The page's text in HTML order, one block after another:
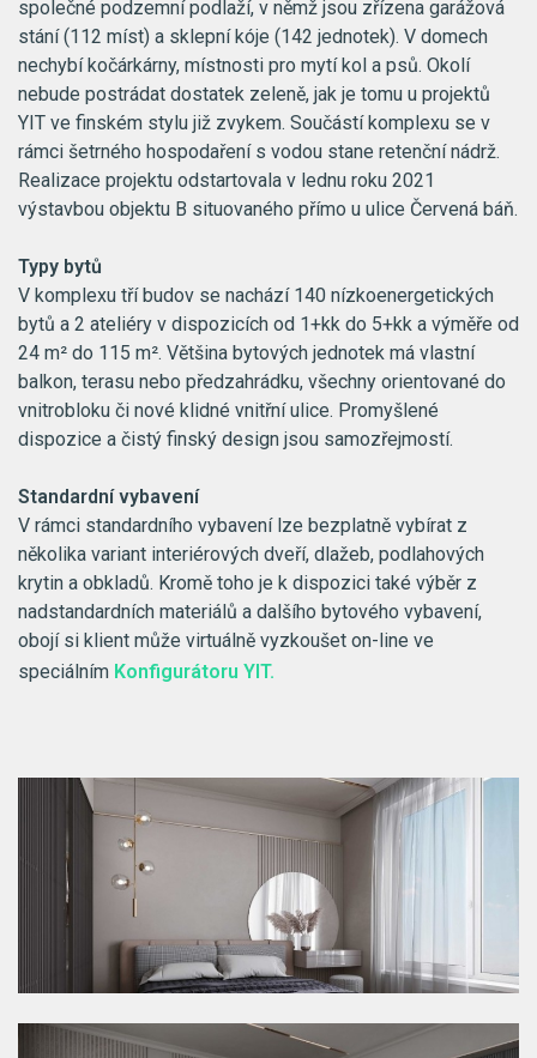
společné podzemní podlaží, v němž jsou zřízena garážová
stání (112 míst) a sklepní kóje (142 jednotek). V domech
nechybí kočárkárny, místnosti pro mytí kol a psů. Okolí
nebude postrádat dostatek zeleně, jak je tomu u projektů
YIT ve finském stylu již zvykem. Součástí komplexu se v
rámci šetrného hospodaření s vodou stane retenční nádrž.
Realizace projektu odstartovala v lednu roku 2021
výstavbou objektu B situovaného přímo u ulice Červená báň.
Typy bytů
V komplexu tří budov se nachází 140 nízkoenergetických
bytů a 2 ateliéry v dispozicích od 1+kk do 5+kk a výměře od
24 m² do 115 m². Většina bytových jednotek má vlastní
balkon, terasu nebo předzahrádku, všechny orientované do
vnitrobloku či nové klidné vnitřní ulice. Promyšlené
dispozice a čistý finský design jsou samozřejmostí.
Standardní vybavení
V rámci standardního vybavení lze bezplatně vybírat z
několika variant interiérových dveří, dlažeb, podlahových
krytin a obkladů. Kromě toho je k dispozici také výběr z
nadstandardních materiálů a dalšího bytového vybavení,
obojí si klient může virtuálně vyzkoušet on-line ve
speciálním Konfigurátoru YIT.